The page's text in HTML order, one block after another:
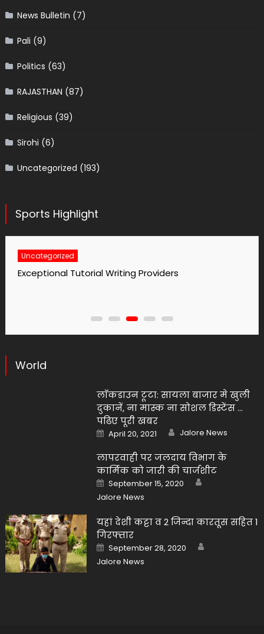
News Bulletin (7)
Pali (9)
Politics (63)
RAJASTHAN (87)
Religious (39)
Sirohi (6)
Uncategorized (193)
Sports Highlight
Uncategorized
No1 Essay Writing Service Grabmyessay Com
World
लाॅकडाउन टूटा: सायला बाजार मे खुली
दुकानें, ना मास्क ना सोशल डिस्टेंस …
पढिए पूरी खबर
Posted
on
April 20, 2021 Author
Jalore News
लापरवाही पर जलदाय विभाग के
कार्मिक को जारी की चार्जशीट
Posted
on
September 15, 2020
Jalore News
यहां देशी कट्टा व 2 जिन्दा कारतूस सहित 1
गिरफ्तार
Posted
on
September 28, 2020
Jalore News